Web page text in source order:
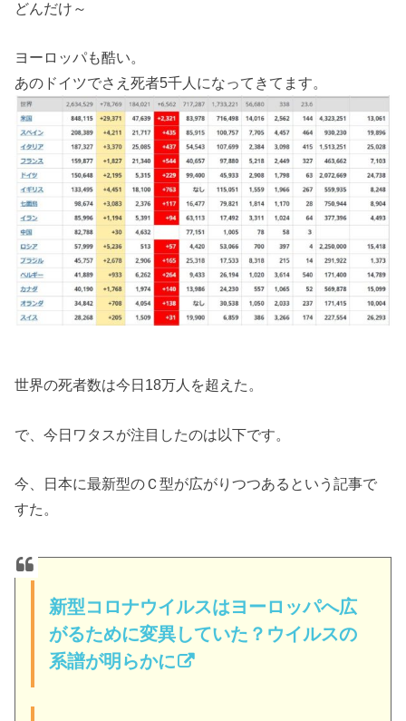
どんだけ～
ヨーロッパも酷い。
あのドイツでさえ死者5千人になってきてます。
世界の死者数は今日18万人を超えた。
で、今日ワタスが注目したのは以下です。
今、日本に最新型のＣ型が広がりつつあるという記事で
すた。
新型コロナウイルスはヨーロッパへ広
がるために変異していた？ウイルスの
系譜が明らかに